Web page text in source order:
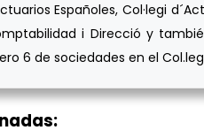
Españoles, Col·legi
i Direcció y
6 de sociedades en el